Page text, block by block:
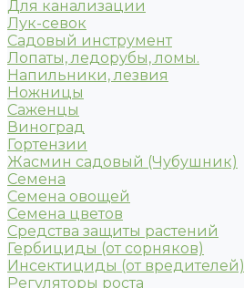
Для канализации
Лук-севок
Садовый инструмент
Лопаты, ледорубы, ломы.
Напильники, лезвия
Ножницы
Саженцы
Виноград
Гортензии
Жасмин садовый (Чубушник)
Семена
Семена овощей
Семена цветов
Средства защиты растений
Гербициды (от сорняков)
Инсектициды (от вредителей)
Регуляторы роста